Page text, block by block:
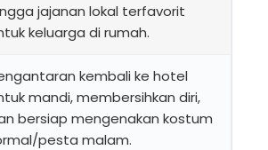
jajanan lokal terfavorit
keluarga di rumah.
kembali ke hotel
mandi, membersihkan diri,
bersiap mengenakan kostum
pesta malam.